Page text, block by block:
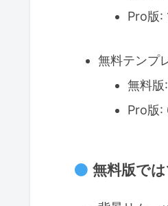
Pro版:
無料テンプ
無料
Pro版:
無料版で